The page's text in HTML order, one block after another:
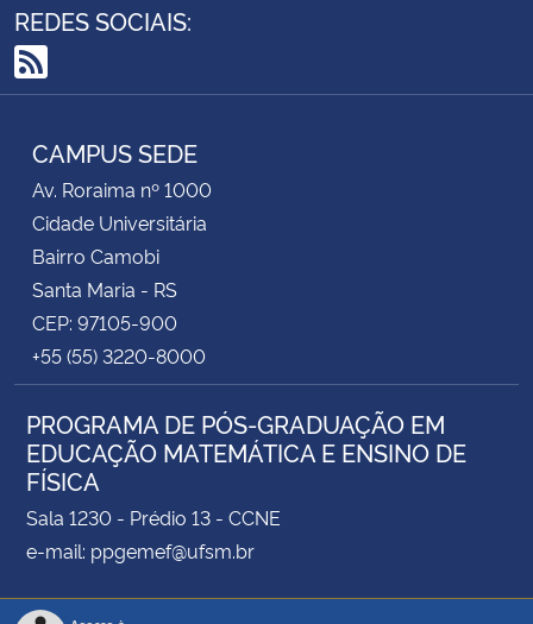
REDES SOCIAIS:
RSS
CAMPUS SEDE
Av. Roraima nº 1000
Cidade Universitária
Bairro Camobi
Santa Maria - RS
CEP: 97105-900
+55 (55) 3220-8000
PROGRAMA DE PÓS-GRADUAÇÃO EM
EDUCAÇÃO MATEMÁTICA E ENSINO DE
FÍSICA
Sala 1230 - Prédio 13 - CCNE
e-mail: ppgemef@ufsm.br